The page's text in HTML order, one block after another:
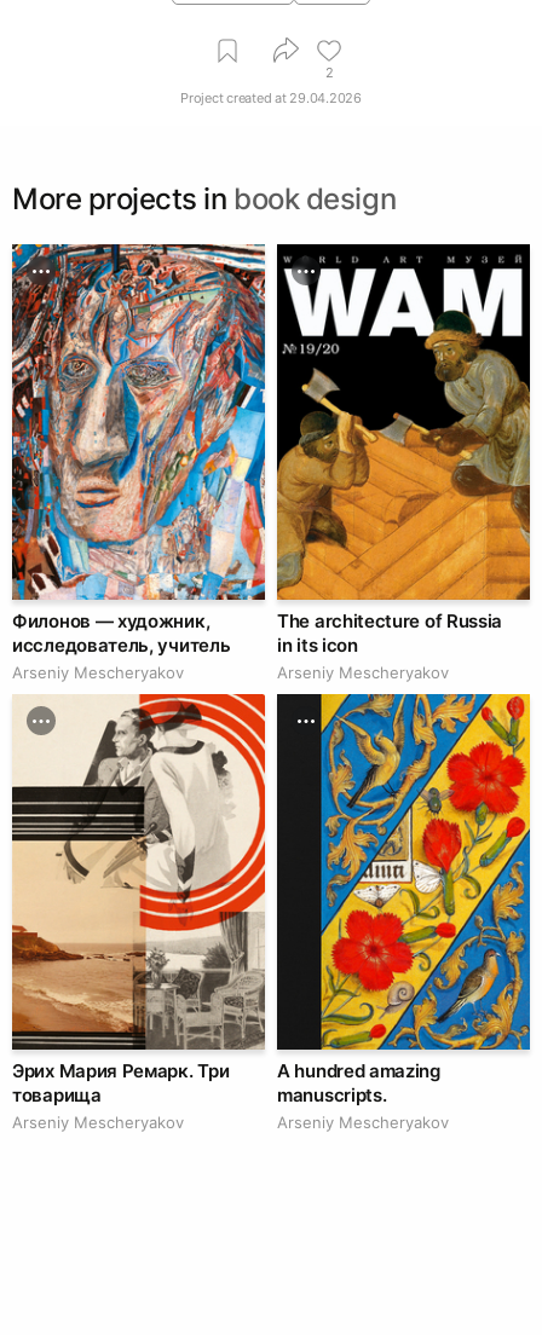
2
Project created at 29.04.2026
More projects in book design
Филонов — художник,
исследователь, учитель
Arseniy Mescheryakov
The architecture of Russia
in its icon
Arseniy Mescheryakov
Эрих Мария Ремарк. Три
товарища
Arseniy Mescheryakov
A hundred amazing
manuscripts.
Arseniy Mescheryakov